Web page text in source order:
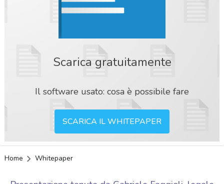
Scarica gratuitamente
Il software usato: cosa è possibile fare
SCARICA IL WHITEPAPER
Home Whitepaper